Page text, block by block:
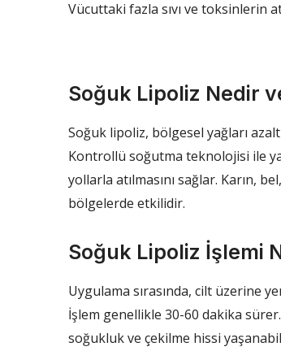
Vücuttaki fazla sıvı ve toksinlerin
Soğuk Lipoliz Nedir
Soğuk lipoliz, bölgesel yağları
Kontrollü soğutma teknolojisi ile
yollarla atılmasını sağlar. Karın,
bölgelerde etkilidir.
Soğuk Lipoliz İşlemi
Uygulama sırasında, cilt üzerine
İşlem genellikle 30-60 dakika
soğukluk ve çekilme hissi